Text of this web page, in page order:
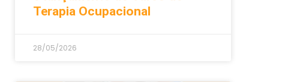
Terapia Ocupacional
28/05/2026